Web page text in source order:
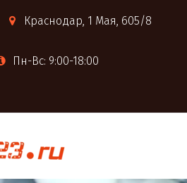
Краснодар, 1 Мая, 605/8
Пн-Вс: 9:00-18:00